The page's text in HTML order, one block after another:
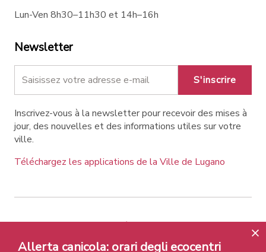
Lun-Ven 8h30–11h30 et 14h–16h
Newsletter
S'inscrire
Inscrivez-vous à la newsletter pour recevoir des mises à
jour, des nouvelles et des informations utiles sur votre
ville.
Téléchargez les applications de la Ville de Lugano
Contatti Liens
Avis légal
Politique de confidentialité
Labels et Distinctions
Allerta canicola: orari degli ecocentri